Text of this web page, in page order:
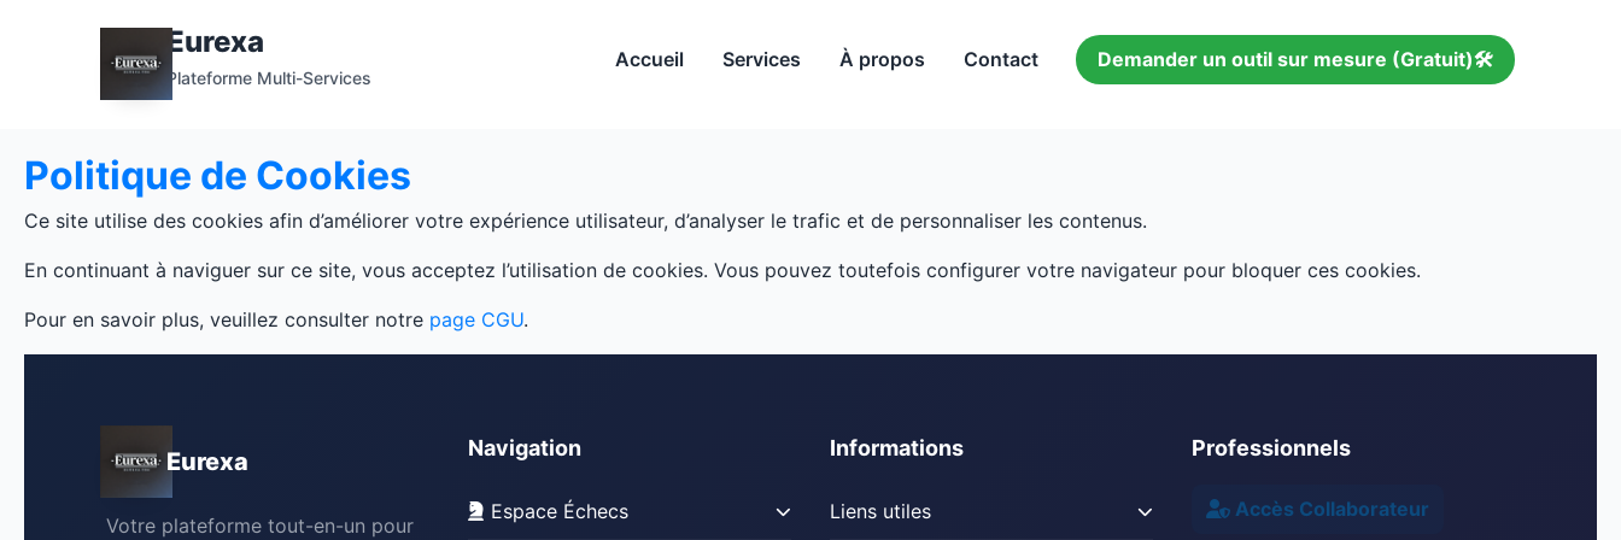
Eurexa
Plateforme Multi-Services
Accueil Services À propos Contact Demander un outil sur mesure (Gratuit)🛠️
Politique de Cookies
Ce site utilise des cookies afin d’améliorer votre expérience utilisateur, d’analyser le trafic et de personnaliser les contenus.
En continuant à naviguer sur ce site, vous acceptez l’utilisation de cookies. Vous pouvez toutefois configurer votre navigateur pour bloquer ces cookies.
Pour en savoir plus, veuillez consulter notre page CGU.
Eurexa
Votre plateforme tout-en-un pour
Navigation
Espace Échecs
Informations
Liens utiles
Professionnels
Accès Collaborateur